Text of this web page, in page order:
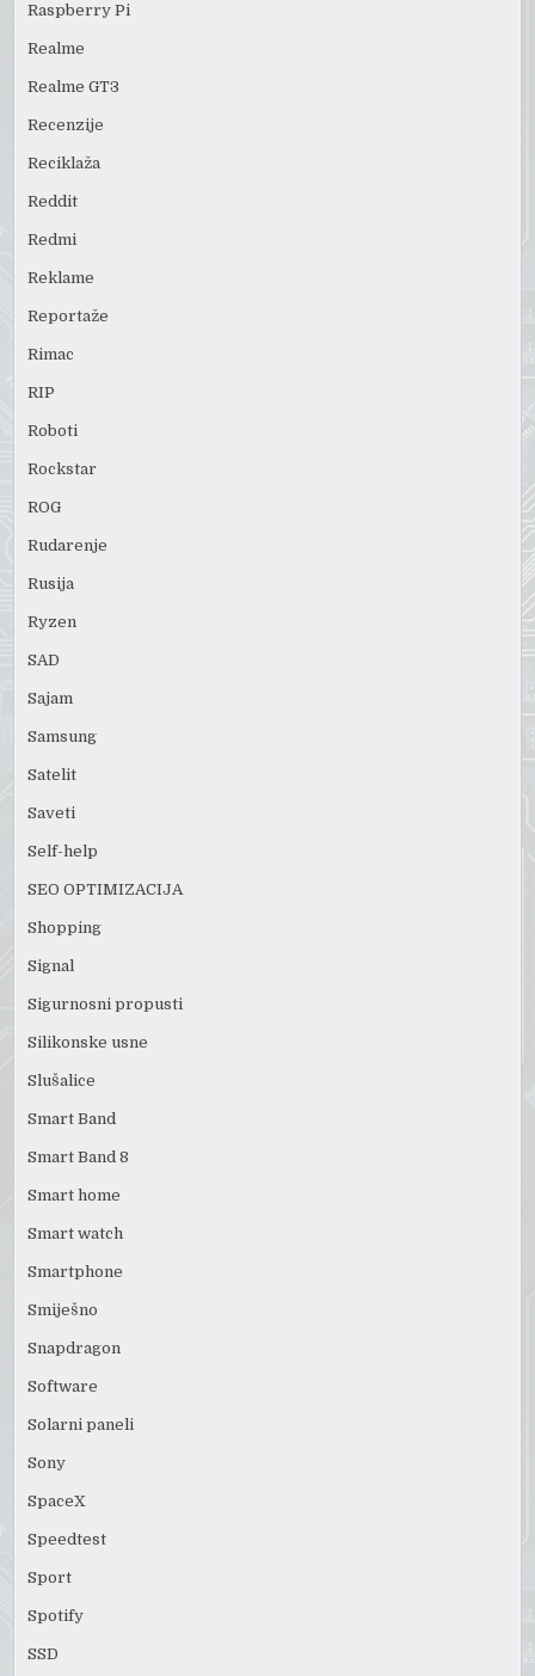
Raspberry Pi
Realme
Realme GT3
Recenzije
Reciklaža
Reddit
Redmi
Reklame
Reportaže
Rimac
RIP
Roboti
Rockstar
ROG
Rudarenje
Rusija
Ryzen
SAD
Sajam
Samsung
Satelit
Saveti
Self-help
SEO OPTIMIZACIJA
Shopping
Signal
Sigurnosni propusti
Silikonske usne
Slušalice
Smart Band
Smart Band 8
Smart home
Smart watch
Smartphone
Smiješno
Snapdragon
Software
Solarni paneli
Sony
SpaceX
Speedtest
Sport
Spotify
SSD